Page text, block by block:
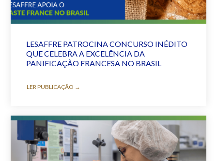
LESAFFRE PATROCINA CONCURSO INÉDITO
QUE CELEBRA A EXCELÊNCIA DA
PANIFICAÇÃO FRANCESA NO BRASIL
LER PUBLICAÇÃO →